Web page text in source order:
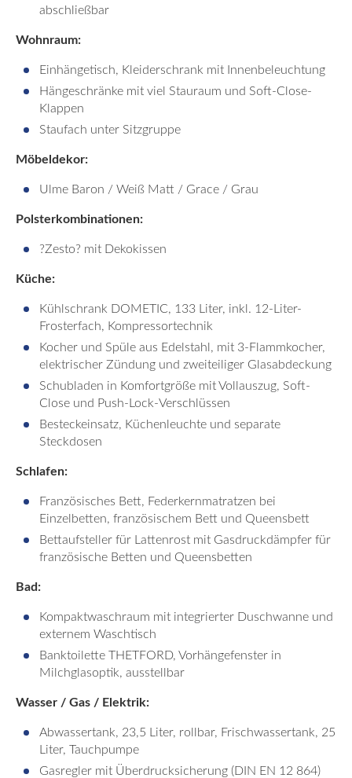
abschließbar
Wohnraum:
Einhängetisch, Kleiderschrank mit Innenbeleuchtung
Hängeschränke mit viel Stauraum und Soft-Close-
Klappen
Staufach unter Sitzgruppe
Möbeldekor:
Ulme Baron / Weiß Matt / Grace / Grau
Polsterkombinationen:
?Zesto? mit Dekokissen
Küche:
Kühlschrank DOMETIC, 133 Liter, inkl. 12-Liter-
Frosterfach, Kompressortechnik
Kocher und Spüle aus Edelstahl, mit 3-Flammkocher,
elektrischer Zündung und zweiteiliger Glasabdeckung
Schubladen in Komfortgröße mit Vollauszug, Soft-
Close und Push-Lock-Verschlüssen
Besteckeinsatz, Küchenleuchte und separate
Steckdosen
Schlafen:
Französisches Bett, Federkernmatratzen bei
Einzelbetten, französischem Bett und Queensbett
Bettaufsteller für Lattenrost mit Gasdruckdämpfer für
französische Betten und Queensbetten
Bad:
Kompaktwaschraum mit integrierter Duschwanne und
externem Waschtisch
Banktoilette THETFORD, Vorhängefenster in
Milchglasoptik, ausstellbar
Wasser / Gas / Elektrik:
Abwassertank, 23,5 Liter, rollbar, Frischwassertank, 25
Liter, Tauchpumpe
Gasregler mit Überdrucksicherung (DIN EN 12 864)